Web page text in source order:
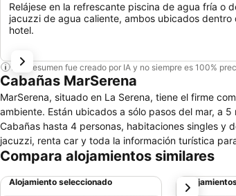
Relájese en la refrescante piscina de agua fría o
jacuzzi de agua caliente, ambos ubicados dentro
hotel.
Este resumen fue creado por IA y no siempre es 100%
Cabañas MarSerena
MarSerena, situado en La Serena, tiene el firme
ambiente. Están ubicados a sólo pasos del mar, a
Cabañas hasta 4 personas, habitaciones singles y
jacuzzi, renta car y toda la información turística
Compara alojamientos similares
Alojamiento seleccionado siguiente